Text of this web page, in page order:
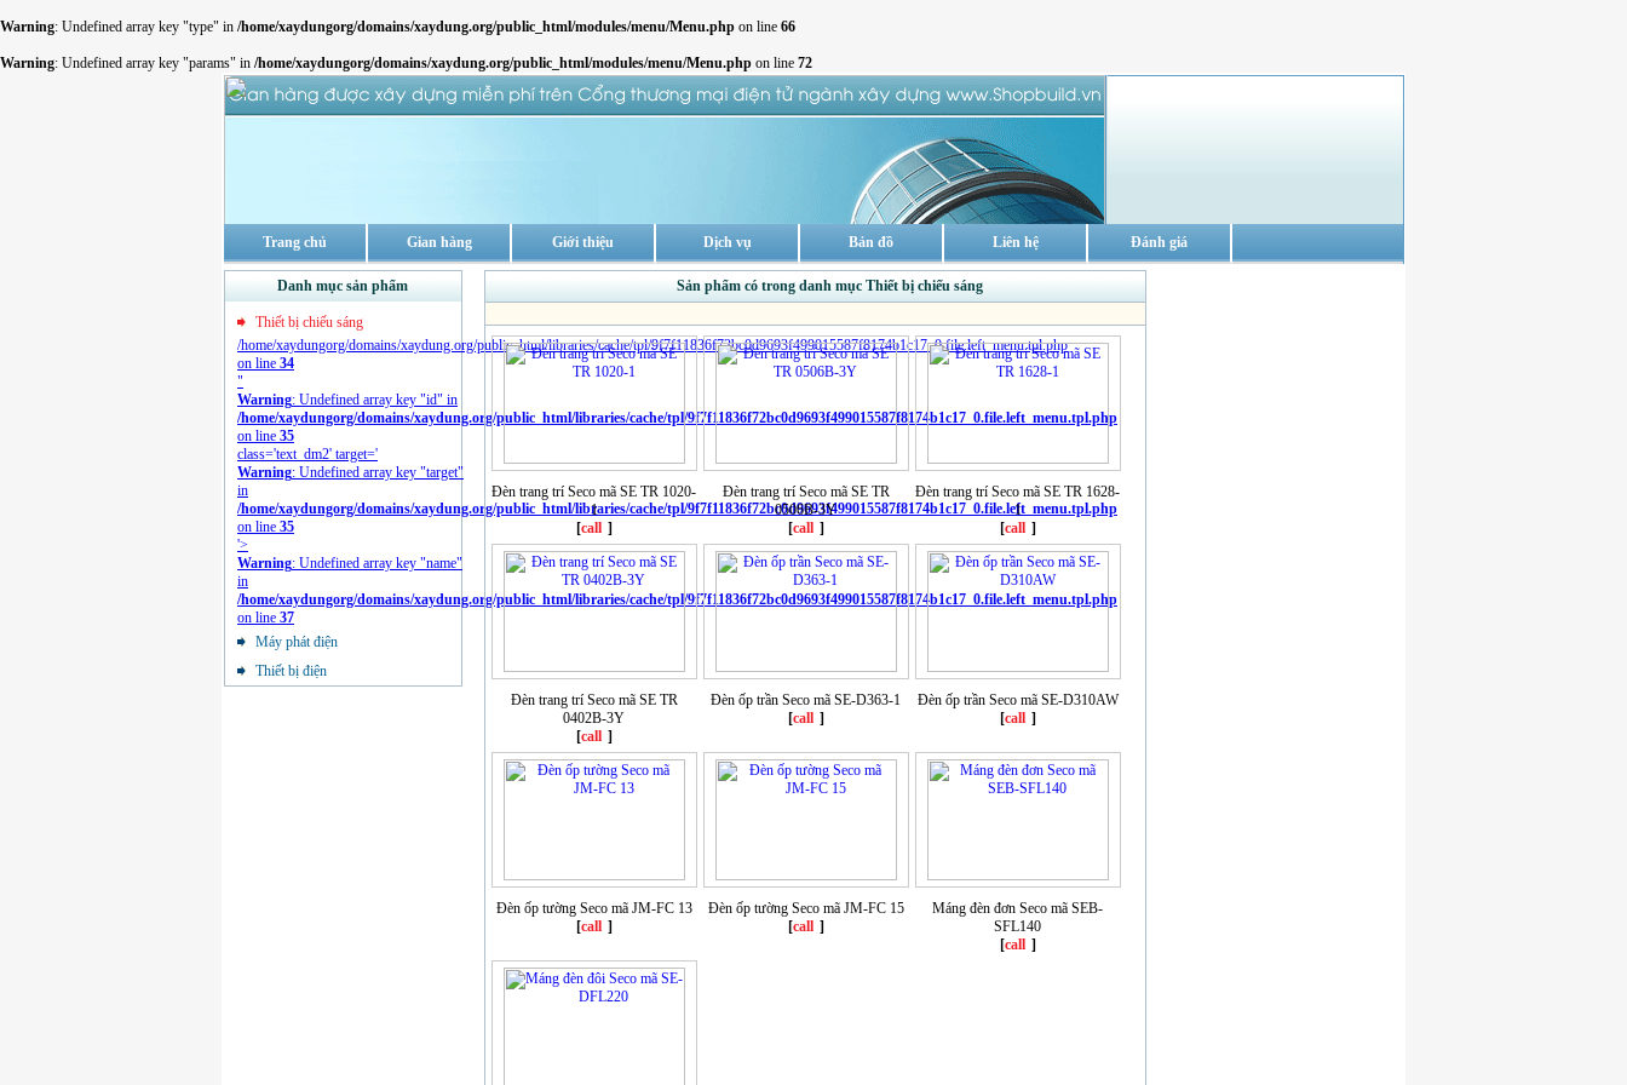
Warning: Undefined array key "type" in /home/xaydungorg/domains/xaydung.org/public_html/modules/menu/Menu.php on line 66
Warning: Undefined array key "params" in /home/xaydungorg/domains/xaydung.org/public_html/modules/menu/Menu.php on line 72
Trang chủ Gian hàng Giới thiệu Dịch vụ Bản đồ Liên hệ Đánh giá
Danh mục sản phẩm
Thiết bị chiếu sáng
/home/xaydungorg/domains/xaydung.org/public_html/libraries/cache/tpl/9f7f11836f72bc0d9693f499015587f8174b1c17_0.file.left_menu.tpl.php
on line 34
"
Warning: Undefined array key "id" in
/home/xaydungorg/domains/xaydung.org/public_html/libraries/cache/tpl/9f7f11836f72bc0d9693f499015587f8174b1c17_0.file.left_menu.tpl.php
on line 35
class='text_dm2' target='
Warning: Undefined array key "target"
in
/home/xaydungorg/domains/xaydung.org/public_html/libraries/cache/tpl/9f7f11836f72bc0d9693f499015587f8174b1c17_0.file.left_menu.tpl.php
on line 35
'>
Warning: Undefined array key "name"
in
/home/xaydungorg/domains/xaydung.org/public_html/libraries/cache/tpl/9f7f11836f72bc0d9693f499015587f8174b1c17_0.file.left_menu.tpl.php
on line 37
Máy phát điện
Thiết bị điện
Sản phẩm có trong danh mục Thiết bị chiếu sáng
Đèn trang trí Seco mã SE TR 1020-
1
[call ]
Đèn trang trí Seco mã SE TR
0506B-3Y
[call ]
Đèn trang trí Seco mã SE TR 1628-
1
[call ]
Đèn trang trí Seco mã SE TR
0402B-3Y
[call ]
Đèn ốp trần Seco mã SE-D363-1
[call ]
Đèn ốp trần Seco mã SE-D310AW
[call ]
Đèn ốp tường Seco mã JM-FC 13
[call ]
Đèn ốp tường Seco mã JM-FC 15
[call ]
Máng đèn đơn Seco mã SEB-
SFL140
[call ]